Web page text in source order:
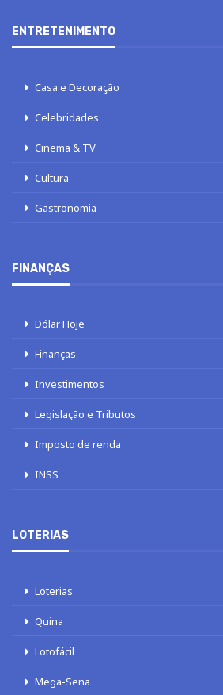
ENTRETENIMENTO
Casa e Decoração
Celebridades
Cinema & TV
Cultura
Gastronomia
FINANÇAS
Dólar Hoje
Finanças
Investimentos
Legislação e Tributos
Imposto de renda
INSS
LOTERIAS
Loterias
Quina
Lotofácil
Mega-Sena